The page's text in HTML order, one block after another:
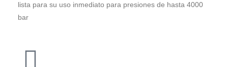
lista para su uso inmediato para presiones de hasta 4000
bar